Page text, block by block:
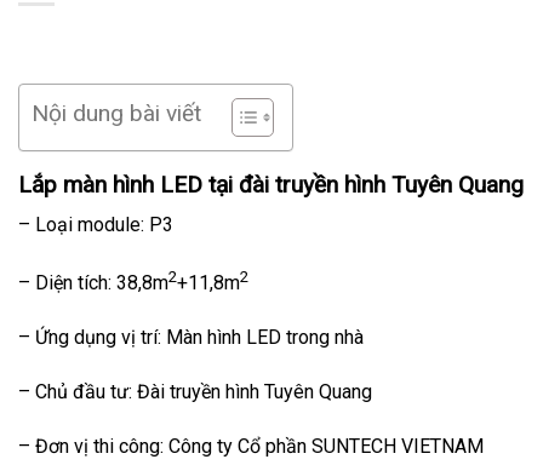
Nội dung bài viết
Lắp màn hình LED tại đài truyền hình Tuyên Quang
– Loại module: P3
– Diện tích: 38,8m2+11,8m2
– Ứng dụng vị trí: Màn hình LED trong nhà
– Chủ đầu tư: Đài truyền hình Tuyên Quang
– Đơn vị thi công: Công ty Cổ phần SUNTECH VIETNAM